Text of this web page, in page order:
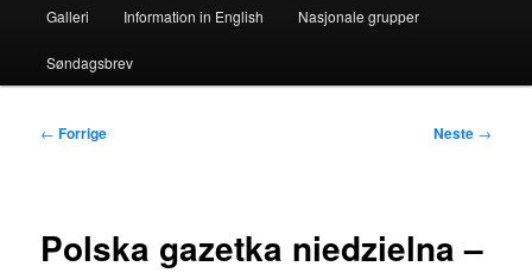
Galleri Information in English Nasjonale grupper
Søndagsbrev
Innleggsnavigasjon
← Forrige Neste →
Polska gazetka niedzielna –